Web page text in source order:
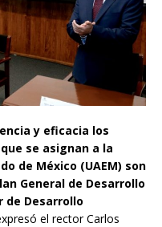
y eficacia los
se asignan a la
de México (UAEM) son
General de Desarrollo
de Desarrollo
el rector Carlos